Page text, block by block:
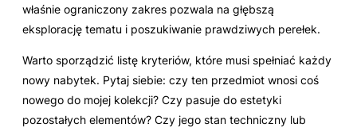
właśnie ograniczony zakres pozwala na głębszą
eksplorację tematu i poszukiwanie prawdziwych perełek.
Warto sporządzić listę kryteriów, które musi spełniać każdy
nowy nabytek. Pytaj siebie: czy ten przedmiot wnosi coś
nowego do mojej kolekcji? Czy pasuje do estetyki
pozostałych elementów? Czy jego stan techniczny lub